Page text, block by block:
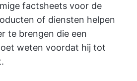
factsheets voor de
of diensten helpen
te brengen die een
weten voordat hij tot